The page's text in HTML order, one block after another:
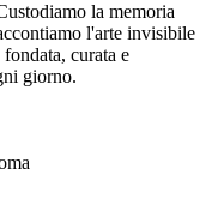
la memoria
l'arte invisibile
curata e
giorno.